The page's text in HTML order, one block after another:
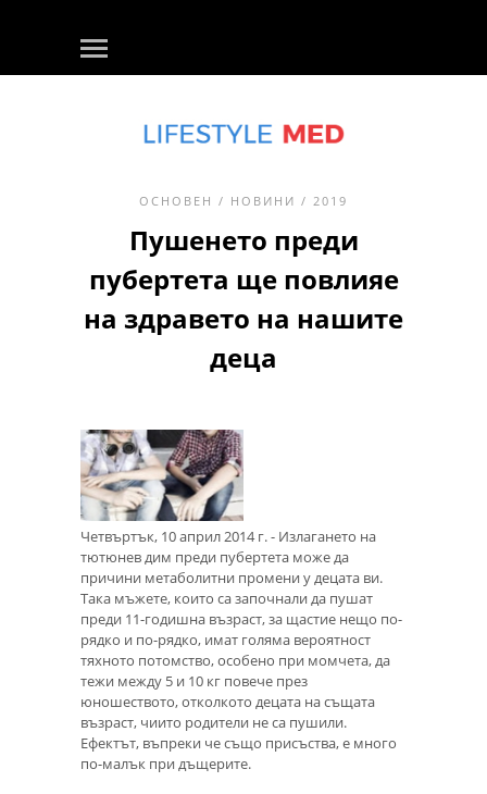
ОСНОВЕН / НОВИНИ / 2019
Пушенето преди
пубертета ще повлияе
на здравето на нашите
деца
Четвъртък, 10 април 2014 г. - Излагането на
тютюнев дим преди пубертета може да
причини метаболитни промени у децата ви.
Така мъжете, които са започнали да пушат
преди 11-годишна възраст, за щастие нещо по-
рядко и по-рядко, имат голяма вероятност
тяхното потомство, особено при момчета, да
тежи между 5 и 10 кг повече през
юношеството, отколкото децата на същата
възраст, чиито родители не са пушили.
Ефектът, въпреки че също присъства, е много
по-малък при дъщерите.